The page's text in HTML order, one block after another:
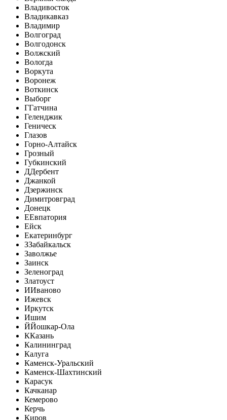
Владивосток
Владикавказ
Владимир
Волгоград
Волгодонск
Волжский
Вологда
Воркута
Воронеж
Воткинск
Выборг
ГГатчина
Геленджик
Геническ
Глазов
Горно-Алтайск
Грозный
Губкинский
ДДербент
Джанкой
Дзержинск
Димитровград
Донецк
ЕЕвпатория
Ейск
Екатеринбург
ЗЗабайкальск
Заволжье
Заинск
Зеленоград
Златоуст
ИИваново
Ижевск
Иркутск
Ишим
ЙЙошкар-Ола
ККазань
Калининград
Калуга
Каменск-Уральский
Каменск-Шахтинский
Карасук
Качканар
Кемерово
Керчь
Киров